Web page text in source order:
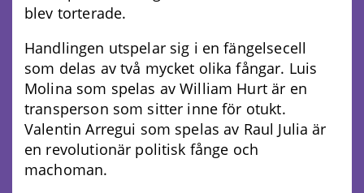
blev torterade.
Handlingen utspelar sig i en fängelsecell
som delas av två mycket olika fångar. Luis
Molina som spelas av William Hurt är en
transperson som sitter inne för otukt.
Valentin Arregui som spelas av Raul Julia är
en revolutionär politisk fånge och
machoman.